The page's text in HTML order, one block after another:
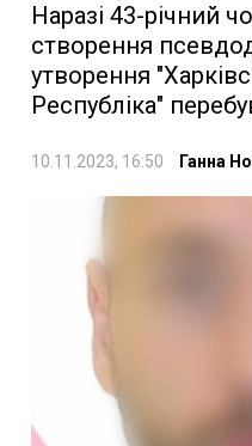
Наразі 43-річний
створення
утворення
Республіка"
10.11.2023, 16:50 Ганна